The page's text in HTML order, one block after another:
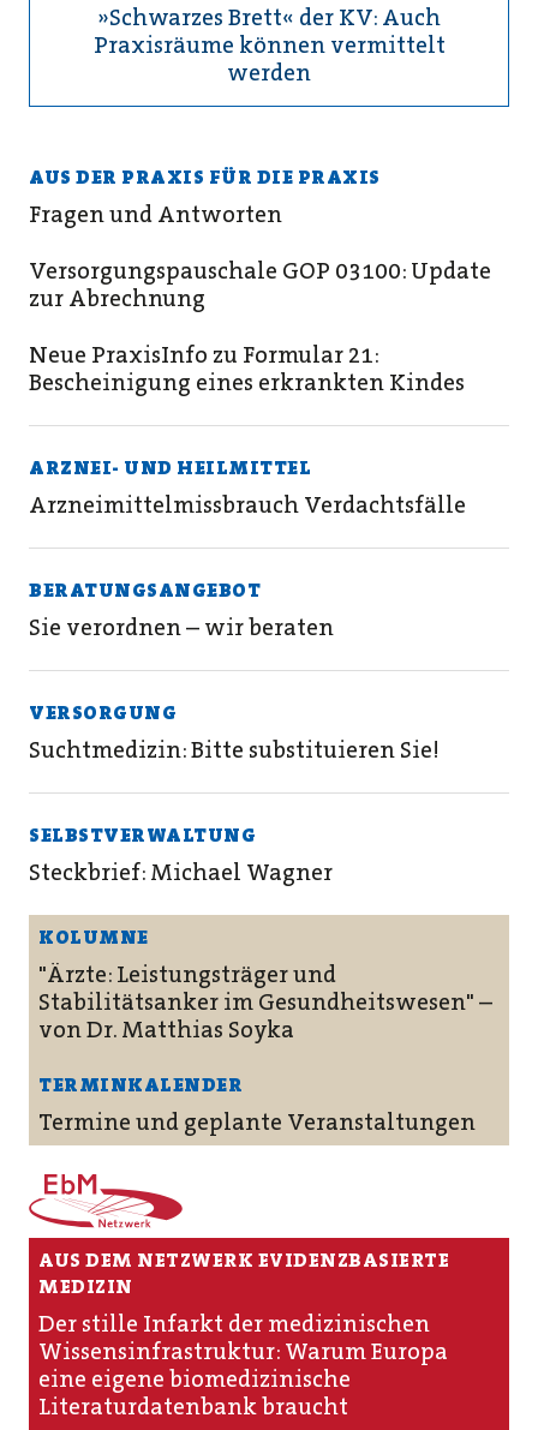
»Schwarzes Brett« der KV: Auch
Praxisräume können vermittelt
werden
AUS DER PRAXIS FÜR DIE PRAXIS
Fragen und Antworten
Versorgungspauschale GOP 03100: Update
zur Abrechnung
Neue PraxisInfo zu Formular 21:
Bescheinigung eines erkrankten Kindes
ARZNEI- UND HEILMITTEL
Arzneimittelmissbrauch Verdachtsfälle
BERATUNGSANGEBOT
Sie verordnen – wir beraten
VERSORGUNG
Suchtmedizin: Bitte substituieren Sie!
SELBSTVERWALTUNG
Steckbrief: Michael Wagner
KOLUMNE
"Ärzte: Leis­tungs­träger und
Stabilitätsanker im Gesundheitswesen" –
von Dr. Matthias Soyka
TERMINKALENDER
Termine und geplante Veranstaltungen
AUS DEM NETZWERK EVIDENZBASIERTE
MEDIZIN
Der stille Infarkt der medizinischen
Wissensinfrastruktur: Warum Europa
eine eigene biomedizinische
Literaturdatenbank braucht